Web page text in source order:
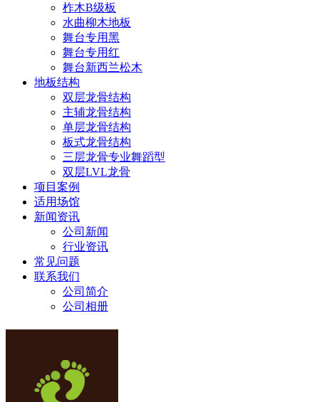
柞木B级板
水曲柳木地板
舞台专用黑
舞台专用红
舞台新西兰松木
地板结构
双层龙骨结构
主辅龙骨结构
单层龙骨结构
板式龙骨结构
三层龙骨专业舞蹈型
双层LVL龙骨
项目案例
适用场馆
新闻资讯
公司新闻
行业资讯
常见问题
联系我们
公司简介
公司相册